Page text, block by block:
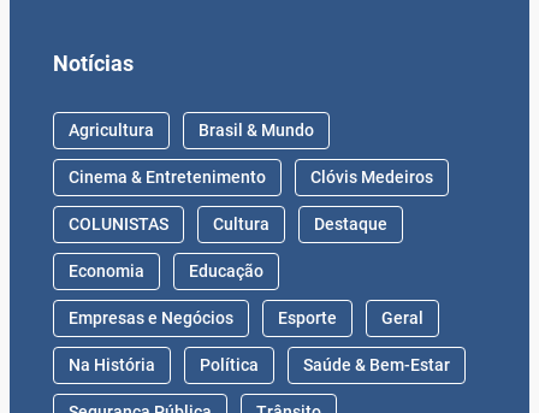
Notícias
Agricultura Brasil & Mundo
Cinema & Entretenimento Clóvis Medeiros
COLUNISTAS Cultura Destaque
Economia Educação
Empresas e Negócios Esporte Geral
Na História Política Saúde & Bem-Estar